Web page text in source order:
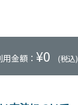
用金額： ¥0 (税込)